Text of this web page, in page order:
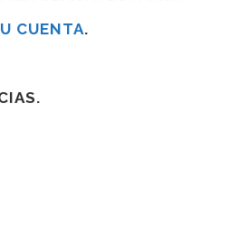
CUENTA.